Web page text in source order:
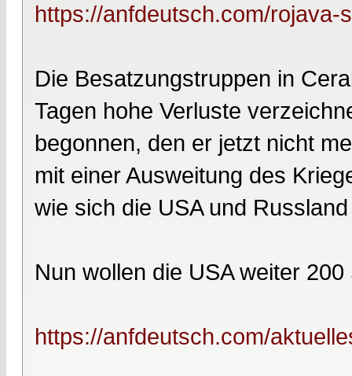
https://anfdeutsch.com/rojava-
Die Besatzungstruppen in
Tagen hohe Verluste
begonnen, den er jetzt nicht
mit einer Ausweitung des
wie sich die USA und
Nun wollen die USA weiter
https://anfdeutsch.com/